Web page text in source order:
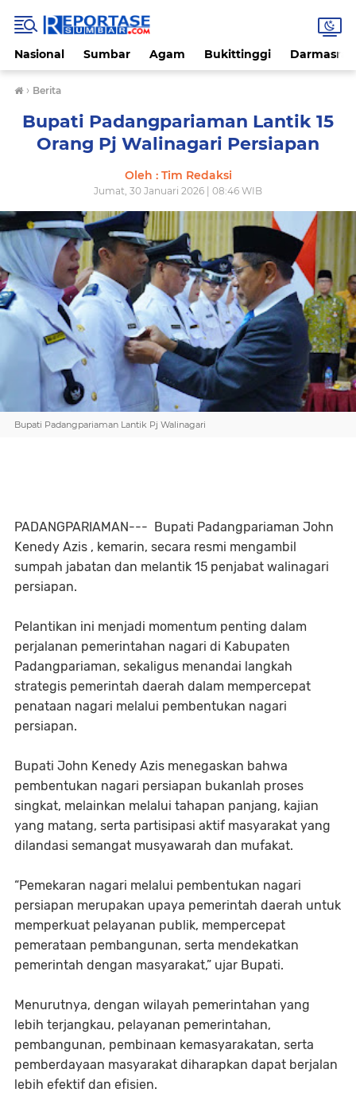
Nasional Sumbar Agam Bukittinggi
› Berita
Bupati Padangpariaman Lantik 15
Orang Pj Walinagari Persiapan
Oleh : Tim Redaksi
Jumat, 30 Januari 2026 | 08:46 WIB
Bupati Padangpariaman Lantik Pj Walinagari
PADANGPARIAMAN--- Bupati Padangpariaman John
Kenedy Azis , kemarin, secara resmi mengambil
sumpah jabatan dan melantik 15 penjabat walinagari
persiapan.
Pelantikan ini menjadi momentum penting dalam
perjalanan pemerintahan nagari di Kabupaten
Padangpariaman, sekaligus menandai langkah
strategis pemerintah daerah dalam mempercepat
penataan nagari melalui pembentukan nagari
persiapan.
Bupati John Kenedy Azis menegaskan bahwa
pembentukan nagari persiapan bukanlah proses
singkat, melainkan melalui tahapan panjang, kajian
yang matang, serta partisipasi aktif masyarakat yang
dilandasi semangat musyawarah dan mufakat.
“Pemekaran nagari melalui pembentukan nagari
persiapan merupakan upaya pemerintah daerah untuk
memperkuat pelayanan publik, mempercepat
pemerataan pembangunan, serta mendekatkan
pemerintah dengan masyarakat,” ujar Bupati.
Menurutnya, dengan wilayah pemerintahan yang
lebih terjangkau, pelayanan pemerintahan,
pembangunan, pembinaan kemasyarakatan, serta
pemberdayaan masyarakat diharapkan dapat berjalan
lebih efektif dan efisien.